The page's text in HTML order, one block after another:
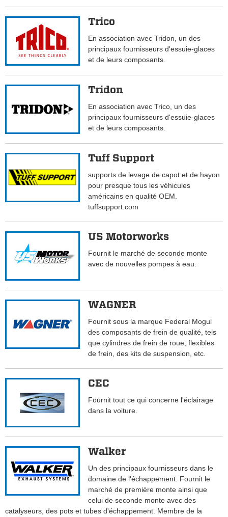
Trico
En association avec Tridon, un des
principaux fournisseurs d'essuie-glaces
et de leurs composants.
Tridon
En association avec Trico, un des
principaux fournisseurs d'essuie-glaces
et de leurs composants.
Tuff Support
supports de levage de capot et de hayon
pour presque tous les véhicules
américains en qualité OEM.
tuffsupport.com
US Motorworks
Fournit le marché de seconde monte
avec de nouvelles pompes à eau.
WAGNER
Fournit sous la marque Federal Mogul
des composants de frein de qualité, tels
que cylindres de frein de roue, flexibles
de frein, des kits de suspension, etc.
CEC
Fournit tout ce qui concerne l'éclairage
dans la voiture.
Walker
Un des principaux fournisseurs dans le
domaine de l'échappement. Fournit le
marché de première monte ainsi que
celui de seconde monte avec des
catalyseurs, des pots et tubes d'échappement. Membre de la